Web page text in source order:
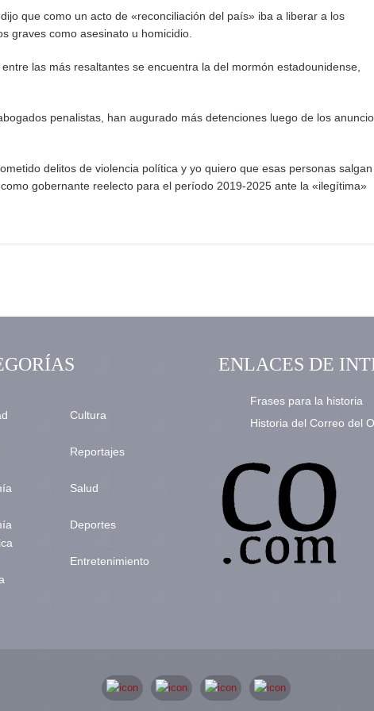
que como un acto de «reconciliación del país» iba a liberar a los
graves como asesinato u homicidio.
las más resaltantes se encuentra la del mormón estadounidense,
penalistas, han augurado más detenciones luego de los
delitos de violencia política y yo quiero que esas personas salgan
gobernante reelecto para el período 2019-2025 ante la «ilegítima»
Cultura
Reportajes
Salud
Deportes
Entretenimiento
ENLACES DE
Frases para la historia
Historia del Correo del